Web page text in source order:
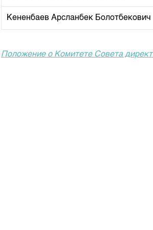
Корпоративные документы
Контакты
Кененбаев Арсланбек Болотбекович
Положение о Комитете Совета